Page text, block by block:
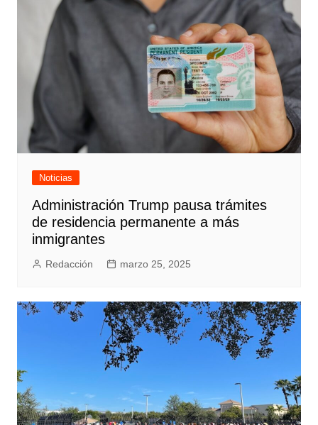
Noticias
Administración Trump pausa trámites
de residencia permanente a más
inmigrantes
Redacción marzo 25, 2025